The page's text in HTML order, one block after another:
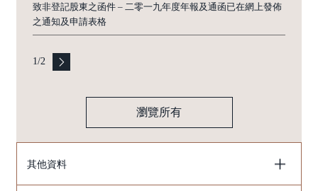
致非登記股東之函件 – 二零一九年度年報及通函已在網上發佈
之通知及申請表格
1/2
瀏覽所有
其他資料